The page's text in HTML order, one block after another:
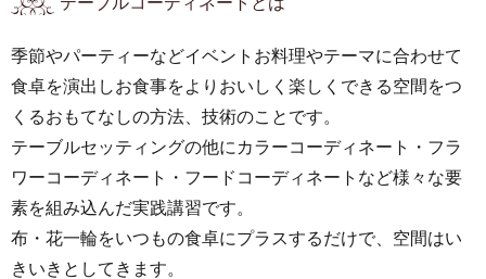
季節やパーティーなどイベントお料理やテーマに合わせて
食卓を演出しお食事をよりおいしく楽しくできる空間をつ
くるおもてなしの方法、技術のことです。
テーブルセッティングの他にカラーコーディネート・フラ
ワーコーディネート・フードコーディネートなど様々な要
素を組み込んだ実践講習です。
布・花一輪をいつもの食卓にプラスするだけで、空間はい
きいきとしてきます。